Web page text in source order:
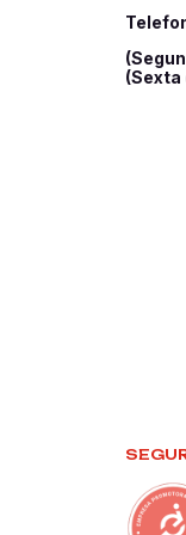
(Sexta